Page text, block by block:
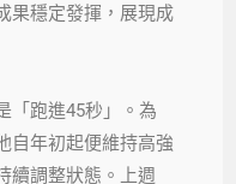
果穩定發揮，展現成
「跑進45秒」。為
自年初起便維持高強
續調整狀態。上週